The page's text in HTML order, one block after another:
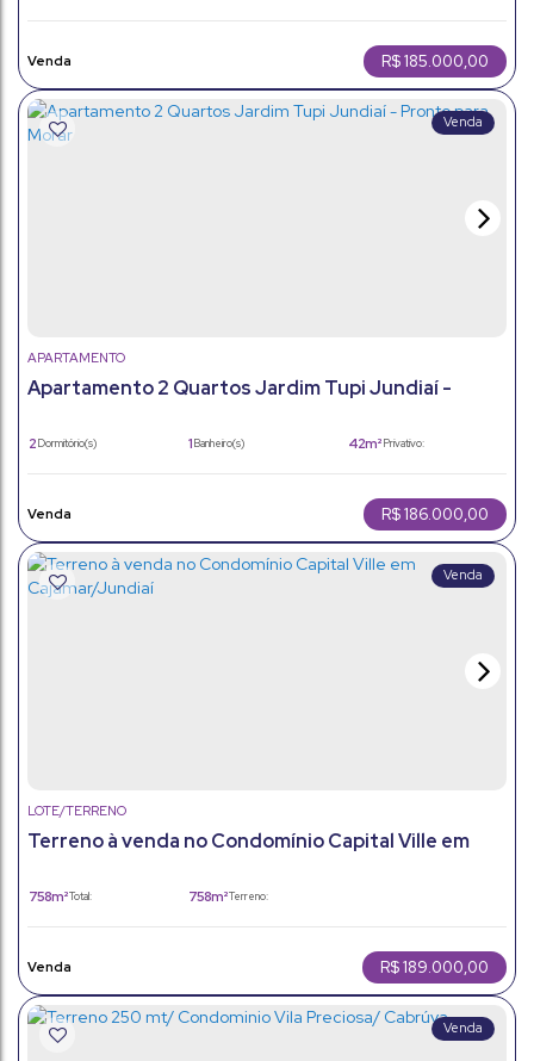
R$185.000,00
Apartamento 2 Quartos Jardim Tupi Jundiaí -
APARTAMENTO
R$186.000,00
2Dormitório(s) 1Banheiro(s) Privativo:
42m²
Terreno à venda no Condomínio Capital Ville em
LOTE/TERRENO
R$189.000,00
Total:
758m² Terreno:
758m²